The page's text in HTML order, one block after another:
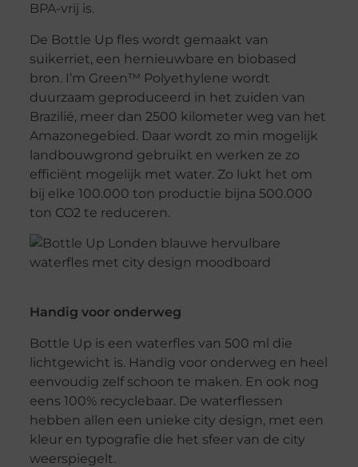
BPA-vrij is.
De Bottle Up fles wordt gemaakt van
suikerriet, een hernieuwbare en biobased
bron. I’m Green™ Polyethylene wordt
duurzaam geproduceerd in het zuiden van
Brazilië, meer dan 2500 kilometer weg van het
Amazonegebied. Daar wordt zo min mogelijk
landbouwgrond gebruikt en werken ze zo
efficiënt mogelijk met water. Zo lukt het om
bij elke 100.000 ton productie bijna 500.000
ton CO2 te reduceren.
Handig voor onderweg
Bottle Up is een waterfles van 500 ml die
lichtgewicht is. Handig voor onderweg en heel
eenvoudig zelf schoon te maken. En ook nog
eens 100% recyclebaar. De waterflessen
hebben allen een unieke city design, met een
kleur en typografie die het sfeer van de city
weerspiegelt.